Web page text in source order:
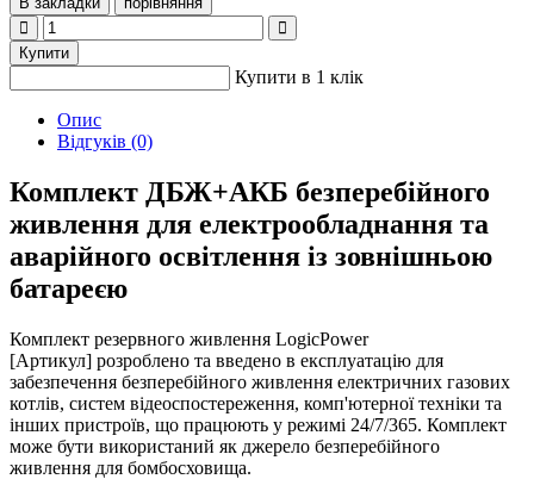
Купити
Купити в 1 клік
Опис
Відгуків (0)
Комплект ДБЖ+АКБ безперебійного
живлення для електрообладнання та
аварійного освітлення із зовнішньою
батареєю
Комплект резервного живлення LogicPower
[Артикул] розроблено та введено в експлуатацію для
забезпечення безперебійного живлення електричних газових
котлів, систем відеоспостереження, комп'ютерної техніки та
інших пристроїв, що працюють у режимі 24/7/365. Комплект
може бути використаний як джерело безперебійного
живлення для бомбосховища.